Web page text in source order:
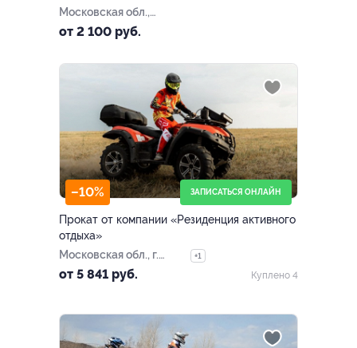
Московская обл.,
Дмитровский МО, с.
от 2 100 руб.
–10% ЗАПИСАТЬСЯ ОНЛАЙН
Прокат от компании «Резиденция активного
отдыха»
Московская обл., г.
Серпухов, терр.
+1
от 5 841 руб. Куплено 4